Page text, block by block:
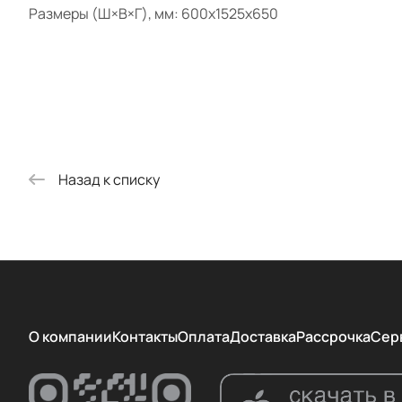
Размеры (Ш×В×Г), мм: 600х1525х650
Назад к списку
О компанииКонтактыОплатаДоставкаРассрочка